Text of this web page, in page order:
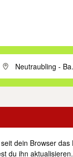
mit den
PLZ oder Ort
dein Browser
du ihn